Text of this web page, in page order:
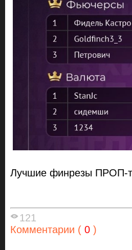
Лучшие финрезы ПРОП-
121
Комментарии ( 0 )